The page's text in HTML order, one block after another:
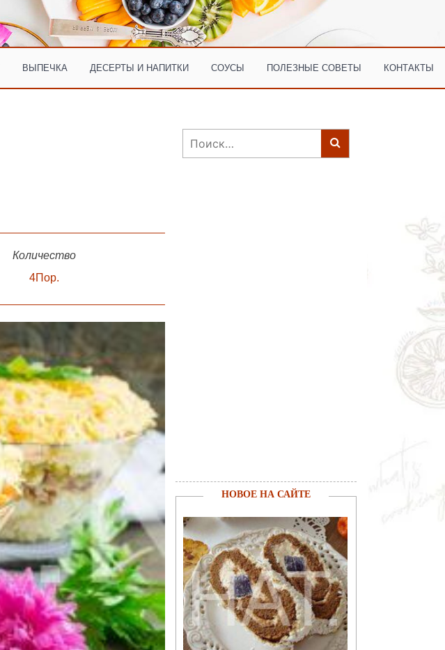
ВЫПЕЧКА ДЕСЕРТЫ И НАПИТКИ СОУСЫ ПОЛЕЗНЫЕ СОВЕТЫ КОНТАКТЫ
Количество
4Пор.
Найти:
НОВОЕ НА САЙТЕ